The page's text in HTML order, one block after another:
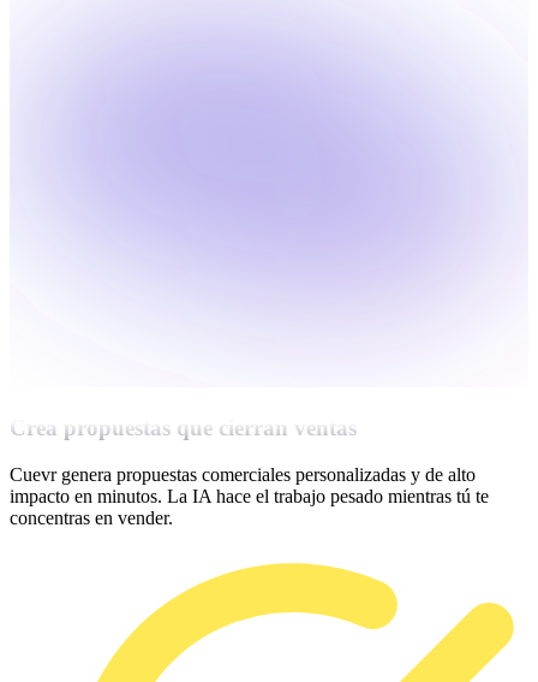
Crea propuestas que cierran ventas
Cuevr genera propuestas comerciales personalizadas y de alto
impacto en minutos. La IA hace el trabajo pesado mientras tú te
concentras en vender.